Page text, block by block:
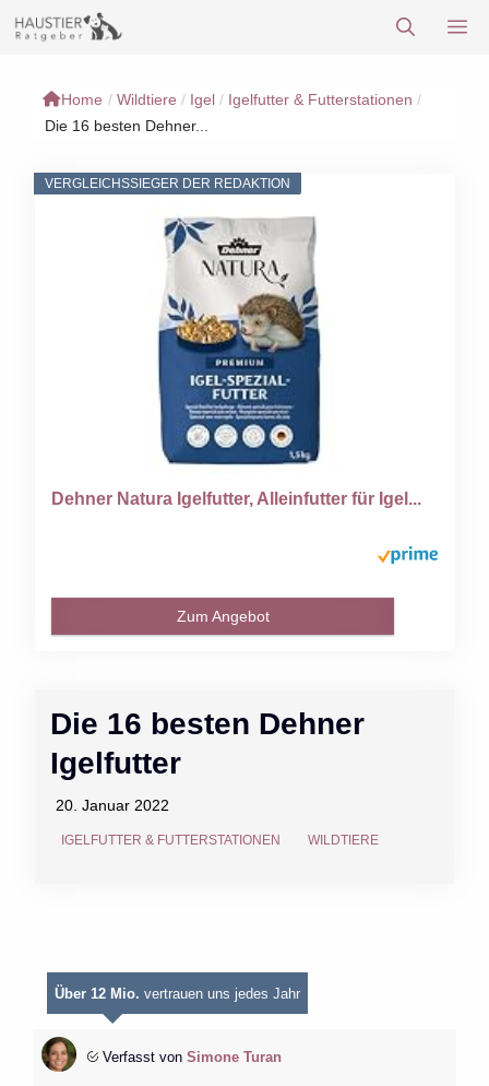
Inhalt
Home / Wildtiere / Igel / Igelfutter & Futterstationen /
Die 16 besten Dehner...
Die 16 besten Dehner
Igelfutter
20. Januar 2022
IGELFUTTER & FUTTERSTATIONEN WILDTIERE
VERGLEICHSSIEGER DER REDAKTION
Dehner Natura Igelfutter, Alleinfutter für Igel...
Zum Angebot
Über 12 Mio. vertrauen uns jedes Jahr
Verfasst von Simone Turan